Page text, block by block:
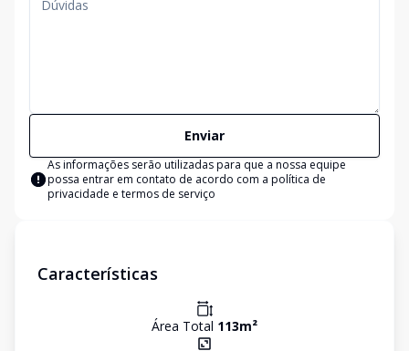
Enviar
As informações serão utilizadas para que a nossa equipe
possa entrar em contato de acordo com a política de
privacidade e termos de serviço
Características
Área Total 113m²